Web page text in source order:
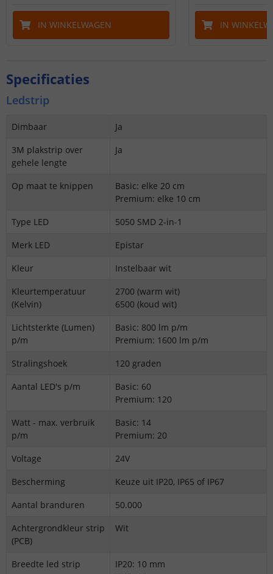
IN WINKELWAGEN IN
Specificaties
Ledstrip
Dimbaar
Ja
3M plakstrip over
gehele lengte
Ja
Op maat te knippen
Basic: elke 20 cm
Premium: elke 10 cm
Type LED
5050 SMD 2-in-1
Merk LED
Epistar
Kleur
Instelbaar wit
Kleurtemperatuur
(Kelvin)
2700 (warm wit)
6500 (koud wit)
Lichtsterkte (Lumen)
p/m
Basic: 800 lm p/m
Premium: 1600 lm p/m
Stralingshoek
120 graden
Aantal LED's p/m
Basic: 60
Premium: 120
Watt - max. verbruik
p/m
Basic: 14
Premium: 20
Voltage
24V
Bescherming
Keuze uit IP20, IP65 of IP67
Aantal branduren
50.000
Achtergrondkleur strip
(PCB)
Wit
Breedte led strip
IP20: 10 mm